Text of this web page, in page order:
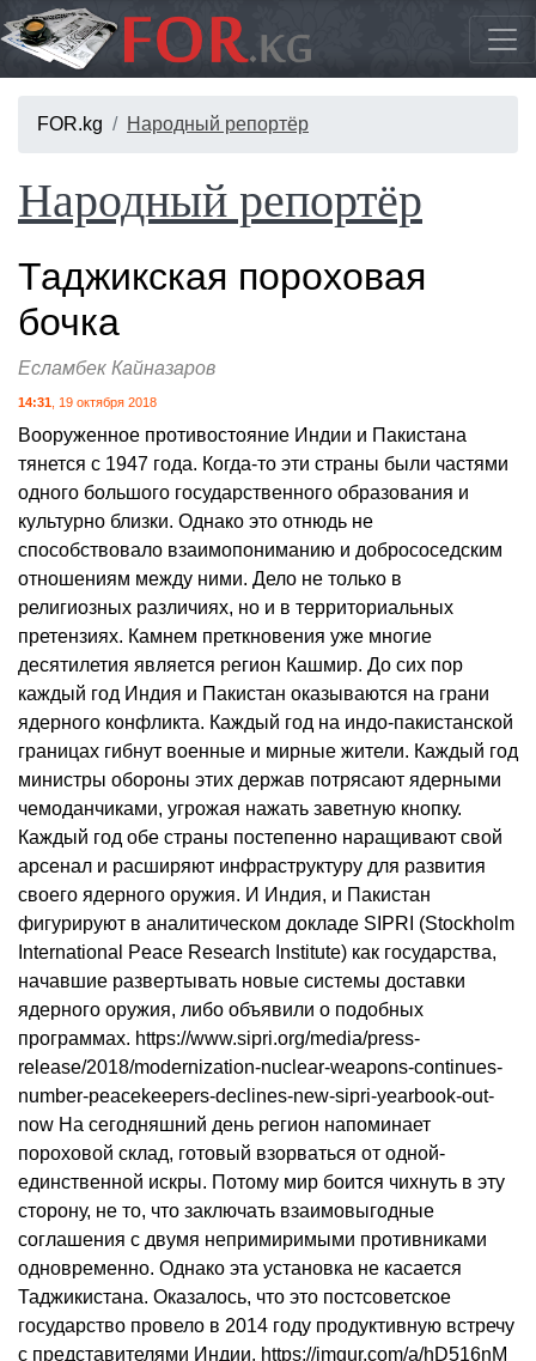
FOR.kg Народный репортёр
Народный репортёр
Таджикская пороховая
бочка
Есламбек Кайназаров
14:31 , 19 октября 2018
Вооруженное противостояние Индии и Пакистана
тянется с 1947 года. Когда-то эти страны были частями
одного большого государственного образования и
культурно близки. Однако это отнюдь не
способствовало взаимопониманию и добрососедским
отношениям между ними. Дело не только в
религиозных различиях, но и в территориальных
претензиях. Камнем преткновения уже многие
десятилетия является регион Кашмир. До сих пор
каждый год Индия и Пакистан оказываются на грани
ядерного конфликта. Каждый год на индо-пакистанской
границах гибнут военные и мирные жители. Каждый год
министры обороны этих держав потрясают ядерными
чемоданчиками, угрожая нажать заветную кнопку.
Каждый год обе страны постепенно наращивают свой
арсенал и расширяют инфраструктуру для развития
своего ядерного оружия. И Индия, и Пакистан
фигурируют в аналитическом докладе SIPRI (Stockholm
International Peace Research Institute) как государства,
начавшие развертывать новые системы доставки
ядерного оружия, либо объявили о подобных
программах. https://www.sipri.org/media/press-
release/2018/modernization-nuclear-weapons-continues-
number-peacekeepers-declines-new-sipri-yearbook-out-
now На сегодняшний день регион напоминает
пороховой склад, готовый взорваться от одной-
единственной искры. Потому мир боится чихнуть в эту
сторону, не то, что заключать взаимовыгодные
соглашения с двумя непримиримыми противниками
одновременно. Однако эта установка не касается
Таджикистана. Оказалось, что это постсоветское
государство провело в 2014 году продуктивную встречу
с представителями Индии. https://imgur.com/a/hD516nM